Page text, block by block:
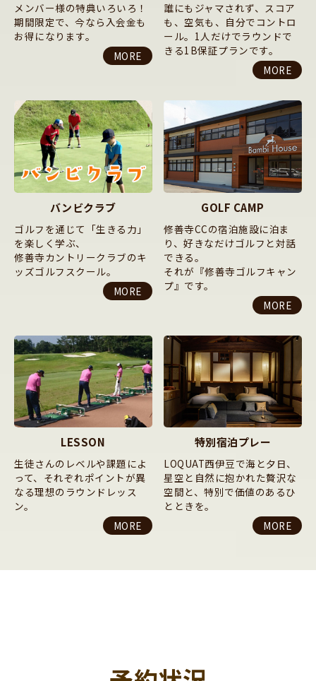
メンバー様の特典いろいろ！
期間限定で、今なら入会金も
お得になります。
MORE
誰にもジャマされず、スコア
も、空気も、自分でコントロ
ール。1人だけでラウンドで
きる1B保証プランです。
MORE
バンビクラブ
ゴルフを通じて「生きる力」
を楽しく学ぶ、
修善寺カントリークラブのキ
ッズゴルフスクール。
MORE
GOLF CAMP
修善寺CCの宿泊施設に泊ま
り、好きなだけゴルフと対話
できる。
それが『修善寺ゴルフキャン
プ』です。
MORE
LESSON
生徒さんのレベルや課題によ
って、それぞれポイントが異
なる理想のラウンドレッス
ン。
MORE
特別宿泊プレー
LOQUAT西伊豆で海と夕日、
星空と自然に抱かれた贅沢な
空間と、特別で価値のあるひ
とときを。
MORE